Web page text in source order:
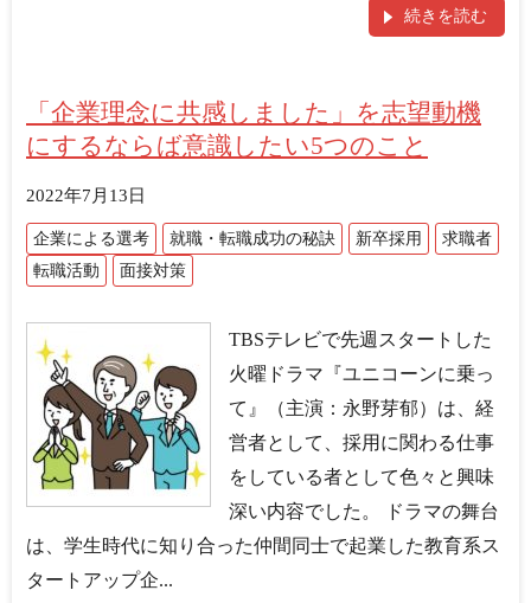
続きを読む
「企業理念に共感しました」を志望動機
にするならば意識したい5つのこと
2022年7月13日
企業による選考 就職・転職成功の秘訣 新卒採用
求職者
転職活動
面接対策
TBSテレビで先週スタートした
火曜ドラマ『ユニコーンに乗っ
て』（主演：永野芽郁）は、経
営者として、採用に関わる仕事
をしている者として色々と興味
深い内容でした。 ドラマの舞台
は、学生時代に知り合った仲間同士で起業した教育系ス
タートアップ企...